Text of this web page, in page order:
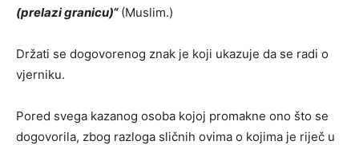
(prelazi granicu)“(Muslim.)
Držati se dogovorenog znak je koji ukazuje da se radi o
vjerniku.
Pored svega kazanog osoba kojoj promakne ono što se
dogovorila, zbog razloga sličnih ovima o kojima je riječ u